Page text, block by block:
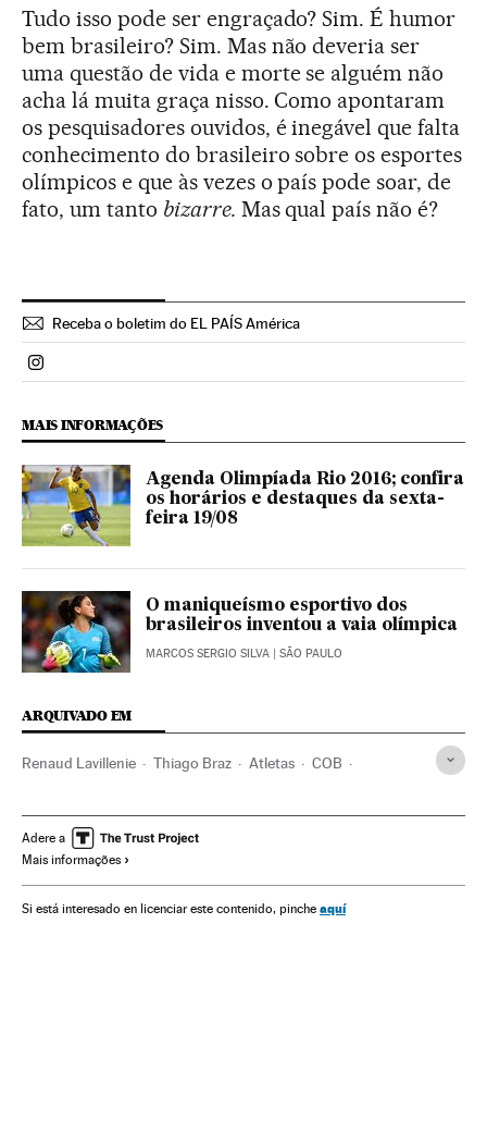
Tudo isso pode ser engraçado? Sim. É humor
bem brasileiro? Sim. Mas não deveria ser
uma questão de vida e morte se alguém não
acha lá muita graça nisso. Como apontaram
os pesquisadores ouvidos, é inegável que falta
conhecimento do brasileiro sobre os esportes
olímpicos e que às vezes o país pode soar, de
fato, um tanto bizarre. Mas qual país não é?
Receba o boletim do EL PAÍS América
Politica El País Brasil en Instagram
MAIS INFORMAÇÕES
Agenda Olimpíada Rio 2016; confira
os horários e destaques da sexta-
feira 19/08
O maniqueísmo esportivo dos
brasileiros inventou a vaia olímpica
MARCOS SERGIO SILVA | SÃO PAULO
ARQUIVADO EM
Renaud Lavillenie Thiago Braz Atletas COB
Estado Rio de Janeiro Jogos Olímpicos
Atletismo Instalações esportivas
Organizações desportivas Gente Esportes América
Adere a
Mais informações
Si está interesado en licenciar este contenido, pinche aquí